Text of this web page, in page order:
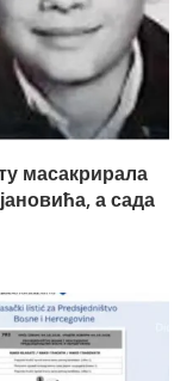
масакрирала
а сада